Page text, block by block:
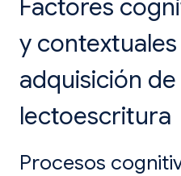
Factores
y
adquisición de
lectoescritura
Procesos